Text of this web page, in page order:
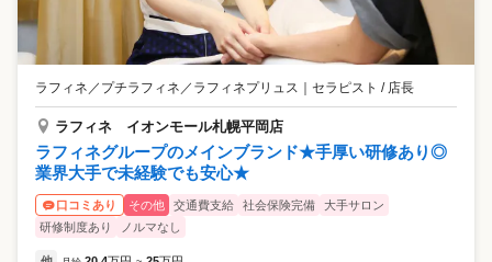
ラフィネ／プチラフィネ／ラフィネプリュス セラピスト / 店長
ラフィネ イオンモール札幌平岡店
ラフィネグループのメインブランド★手厚い研修あり◎
業界大手で未経験でも安心★
口コミあり その他 交通費支給 社会保険完備
大手サロン
研修制度あり
ノルマなし